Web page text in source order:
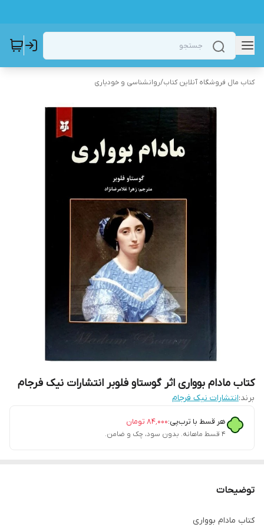
کتاب مال فروشگاه آنلاین کتاب/روانشناسی و خودیاری
کتاب مادام بوواری اثر گوستاو فلوبر انتشارات نیک فرجام
برند:انتشارات نیک فرجام
هر قسط با ترب‌پی:۸۴٬۰۰۰ تومان
۴ قسط ماهانه. بدون سود، چک و ضامن.
توضیحات
کتاب مادام بوواری